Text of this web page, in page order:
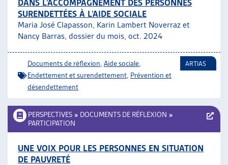
DANS L’ACCOMPAGNEMENT DES PERSONNES
SURENDETTÉES À L’AIDE SOCIALE
Maria José Clapasson, Karin Lambert Noverraz et
Nancy Barras, dossier du mois, oct. 2024
Documents de réflexion Aide sociale
Endettement et surendettement Prévention et
désendettement
ARTIAS
PERSPECTIVES » DOCUMENTS DE RÉFLEXION »
PARTICIPATION
UNE VOIX POUR LES PERSONNES EN SITUATION
DE PAUVRETÉ